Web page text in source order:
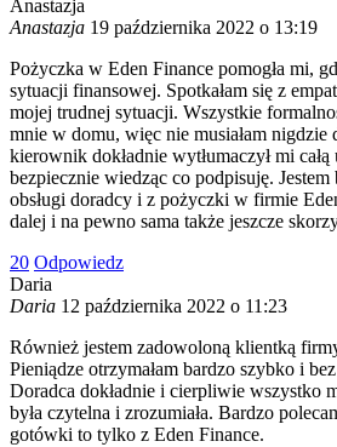
Anastazja
Anastazja 19 października 2022 o 13:19
Pożyczka w Eden Finance pomogła mi,
sytuacji finansowej. Spotkałam się z
mojej trudnej sytuacji. Wszystkie
mnie w domu, więc nie musiałam nigdzie
kierownik dokładnie wytłumaczył mi
bezpiecznie wiedząc co podpisuję.
obsługi doradcy i z pożyczki w firmie
dalej i na pewno sama także jeszcze
20 Odpowiedz
Daria
Daria 12 października 2022 o 11:23
Również jestem zadowoloną klientką
Pieniądze otrzymałam bardzo szybko i
Doradca dokładnie i cierpliwie wszystko
była czytelna i zrozumiała. Bardzo
gotówki to tylko z Eden Finance.